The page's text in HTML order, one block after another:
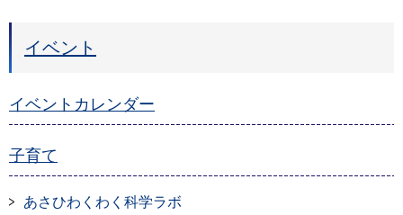
イベント
イベントカレンダー
子育て
あさひわくわく科学ラボ